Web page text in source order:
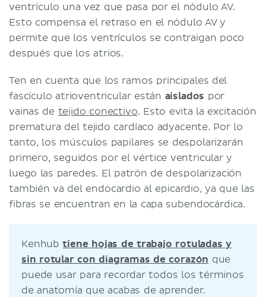
ventrículo una vez que pasa por el nódulo AV.
Esto compensa el retraso en el nódulo AV y
permite que los ventrículos se contraigan poco
después que los atrios.
Ten en cuenta que los ramos principales del
fascículo atrioventricular están aislados por
vainas de tejido conectivo. Esto evita la excitación
prematura del tejido cardíaco adyacente. Por lo
tanto, los músculos papilares se despolarizarán
primero, seguidos por el vértice ventricular y
luego las paredes. El patrón de despolarización
también va del endocardio al epicardio, ya que las
fibras se encuentran en la capa subendocárdica.
Kenhubtiene hojas de trabajo rotuladas y
sin rotular con diagramas de corazón que
puede usar para recordar todos los términos
de anatomía que acabas de aprender.